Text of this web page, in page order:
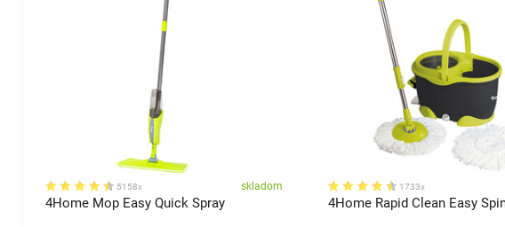
5158x skladom
4Home Mop Easy Quick Spray
1733x
4Home Rapid Clean Easy